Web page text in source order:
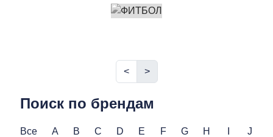
< >
Поиск по брендам
Все A B C D E F G H
J